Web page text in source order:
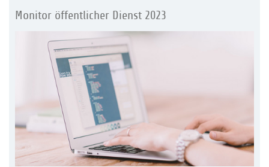
Monitor öffentlicher Dienst 2023